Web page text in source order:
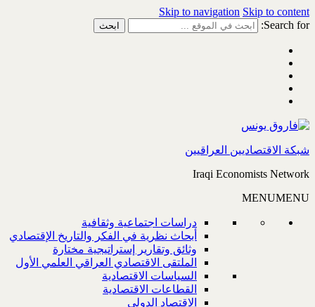
Skip to navigation Skip to content
Search for:
شبكة الاقتصاديين العراقيين
Iraqi Economists Network
MENUMENU
دراسات اجتماعية وثقافية
أبحاث نظرية في الفكر والتاريخ الإقتصادي
وثائق وتقارير إستراتيجية مختارة
الملتقى الاقتصادي العراقي العلمي الأول
السياسات الاقتصادية
القطاعات الاقتصادية
الاقتصاد الدولي